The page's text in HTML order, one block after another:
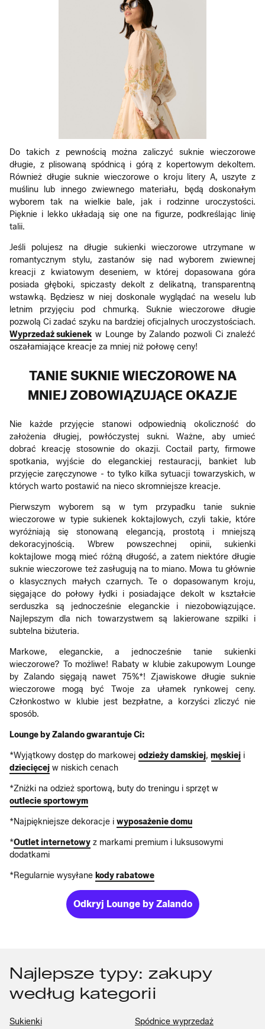
Do takich z pewnością można zaliczyć suknie wieczorowe
długie, z plisowaną spódnicą i górą z kopertowym dekoltem.
Również długie suknie wieczorowe o kroju litery A, uszyte z
muślinu lub innego zwiewnego materiału, będą doskonałym
wyborem tak na wielkie bale, jak i rodzinne uroczystości.
Pięknie i lekko układają się one na figurze, podkreślając linię
talii.
Jeśli polujesz na długie sukienki wieczorowe utrzymane w
romantycznym stylu, zastanów się nad wyborem zwiewnej
kreacji z kwiatowym deseniem, w której dopasowana góra
posiada głęboki, spiczasty dekolt z delikatną, transparentną
wstawką. Będziesz w niej doskonale wyglądać na weselu lub
letnim przyjęciu pod chmurką. Suknie wieczorowe długie
pozwolą Ci zadać szyku na bardziej oficjalnych uroczystościach.
Wyprzedaż sukienek w Lounge by Zalando pozwoli Ci znaleźć
oszałamiające kreacje za mniej niż połowę ceny!
TANIE SUKNIE WIECZOROWE NA
MNIEJ ZOBOWIĄZUJĄCE OKAZJE
Nie każde przyjęcie stanowi odpowiednią okoliczność do
założenia długiej, powłóczystej sukni. Ważne, aby umieć
dobrać kreację stosownie do okazji. Coctail party, firmowe
spotkania, wyjście do eleganckiej restauracji, bankiet lub
przyjęcie zaręczynowe - to tylko kilka sytuacji towarzyskich, w
których warto postawić na nieco skromniejsze kreacje.
Pierwszym wyborem są w tym przypadku tanie suknie
wieczorowe w typie sukienek koktajlowych, czyli takie, które
wyróżniają się stonowaną elegancją, prostotą i mniejszą
dekoracyjnością. Wbrew powszechnej opinii, sukienki
koktajlowe mogą mieć różną długość, a zatem niektóre długie
suknie wieczorowe też zasługują na to miano. Mowa tu głównie
o klasycznych małych czarnych. Te o dopasowanym kroju,
sięgające do połowy łydki i posiadające dekolt w kształcie
serduszka są jednocześnie eleganckie i niezobowiązujące.
Najlepszym dla nich towarzystwem są lakierowane szpilki i
subtelna biżuteria.
Markowe, eleganckie, a jednocześnie tanie sukienki
wieczorowe? To możliwe! Rabaty w klubie zakupowym Lounge
by Zalando sięgają nawet 75%*! Zjawiskowe długie suknie
wieczorowe mogą być Twoje za ułamek rynkowej ceny.
Członkostwo w klubie jest bezpłatne, a korzyści zliczyć nie
sposób.
Lounge by Zalando gwarantuje Ci:
*Wyjątkowy dostęp do markowej odzieży damskiej, męskiej i
dziecięcej w niskich cenach
*Zniżki na odzież sportową, buty do treningu i sprzęt w
outlecie sportowym
*Najpiękniejsze dekoracje i wyposażenie domu
*Outlet internetowy z markami premium i luksusowymi
dodatkami
*Regularnie wysyłane kody rabatowe
Odkryj Lounge by Zalando
Najlepsze typy: zakupy
według kategorii
Sukienki Spódnice wyprzedaż